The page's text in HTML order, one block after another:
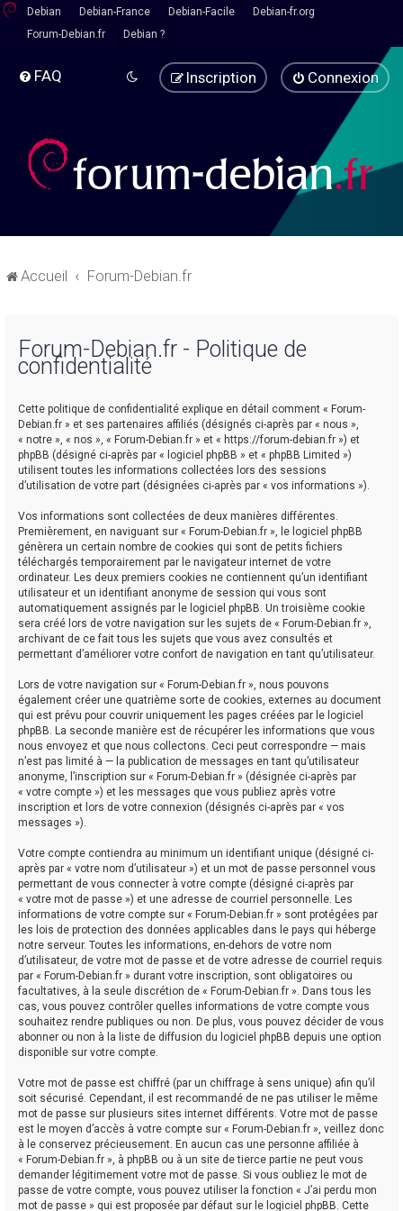
Debian Debian-France Debian-Facile
Debian-fr.org
Forum-Debian.fr
Debian ?
FAQ Connexion
Inscription
Accueil Forum-Debian.fr
Forum-Debian.fr - Politique de
confidentialité
Cette politique de confidentialité explique en détail comment « Forum-
Debian.fr » et ses partenaires affiliés (désignés ci-après par « nous »,
« notre », « nos », « Forum-Debian.fr » et « https://forum-debian.fr ») et
phpBB (désigné ci-après par « logiciel phpBB » et « phpBB Limited »)
utilisent toutes les informations collectées lors des sessions
d’utilisation de votre part (désignées ci-après par « vos informations »).
Vos informations sont collectées de deux manières différentes.
Premièrement, en naviguant sur « Forum-Debian.fr », le logiciel phpBB
génèrera un certain nombre de cookies qui sont de petits fichiers
téléchargés temporairement par le navigateur internet de votre
ordinateur. Les deux premiers cookies ne contiennent qu’un identifiant
utilisateur et un identifiant anonyme de session qui vous sont
automatiquement assignés par le logiciel phpBB. Un troisième cookie
sera créé lors de votre navigation sur les sujets de « Forum-Debian.fr »,
archivant de ce fait tous les sujets que vous avez consultés et
permettant d’améliorer votre confort de navigation en tant qu’utilisateur.
Lors de votre navigation sur « Forum-Debian.fr », nous pouvons
également créer une quatrième sorte de cookies, externes au document
qui est prévu pour couvrir uniquement les pages créées par le logiciel
phpBB. La seconde manière est de récupérer les informations que vous
nous envoyez et que nous collectons. Ceci peut correspondre — mais
n’est pas limité à — la publication de messages en tant qu’utilisateur
anonyme, l’inscription sur « Forum-Debian.fr » (désignée ci-après par
« votre compte ») et les messages que vous publiez après votre
inscription et lors de votre connexion (désignés ci-après par « vos
messages »).
Votre compte contiendra au minimum un identifiant unique (désigné ci-
après par « votre nom d’utilisateur ») et un mot de passe personnel vous
permettant de vous connecter à votre compte (désigné ci-après par
« votre mot de passe ») et une adresse de courriel personnelle. Les
informations de votre compte sur « Forum-Debian.fr » sont protégées par
les lois de protection des données applicables dans le pays qui héberge
notre serveur. Toutes les informations, en-dehors de votre nom
d’utilisateur, de votre mot de passe et de votre adresse de courriel requis
par « Forum-Debian.fr » durant votre inscription, sont obligatoires ou
facultatives, à la seule discrétion de « Forum-Debian.fr ». Dans tous les
cas, vous pouvez contrôler quelles informations de votre compte vous
souhaitez rendre publiques ou non. De plus, vous pouvez décider de vous
abonner ou non à la liste de diffusion du logiciel phpBB depuis une option
disponible sur votre compte.
Votre mot de passe est chiffré (par un chiffrage à sens unique) afin qu’il
soit sécurisé. Cependant, il est recommandé de ne pas utiliser le même
mot de passe sur plusieurs sites internet différents. Votre mot de passe
est le moyen d’accès à votre compte sur « Forum-Debian.fr », veillez donc
à le conservez précieusement. En aucun cas une personne affiliée à
« Forum-Debian.fr », à phpBB ou à un site de tierce partie ne peut vous
demander légitimement votre mot de passe. Si vous oubliez le mot de
passe de votre compte, vous pouvez utiliser la fonction « J’ai perdu mon
mot de passe » qui est proposée par défaut sur le logiciel phpBB. Cette